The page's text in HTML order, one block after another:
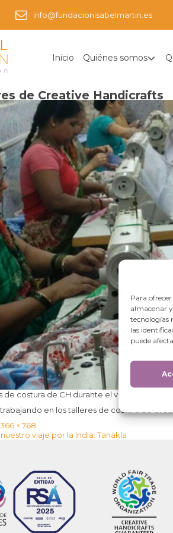
Para
almacenar
tecnologías
las
puede
info@fundacionisabelmartin.es
Inicio Quiénes somos
de Creative Handicrafts
costura de CH durante el viaje por la India.
en los talleres de costura de
× 768
viaje por la India: Tanakla